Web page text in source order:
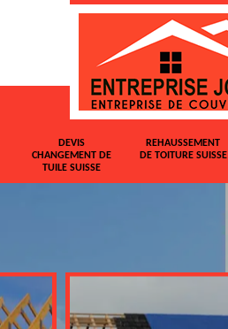
DEVIS
CHANGEMENT DE
TUILE SUISSE
REHAUSSEMENT
DE TOITURE SUISSE